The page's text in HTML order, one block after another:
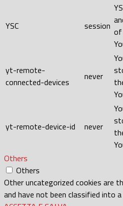
YSC session of
yt-remote-
connected-devices
never
yt-remote-device-id never
Others
Others
Other uncategorized cookies are
and have not been classified into